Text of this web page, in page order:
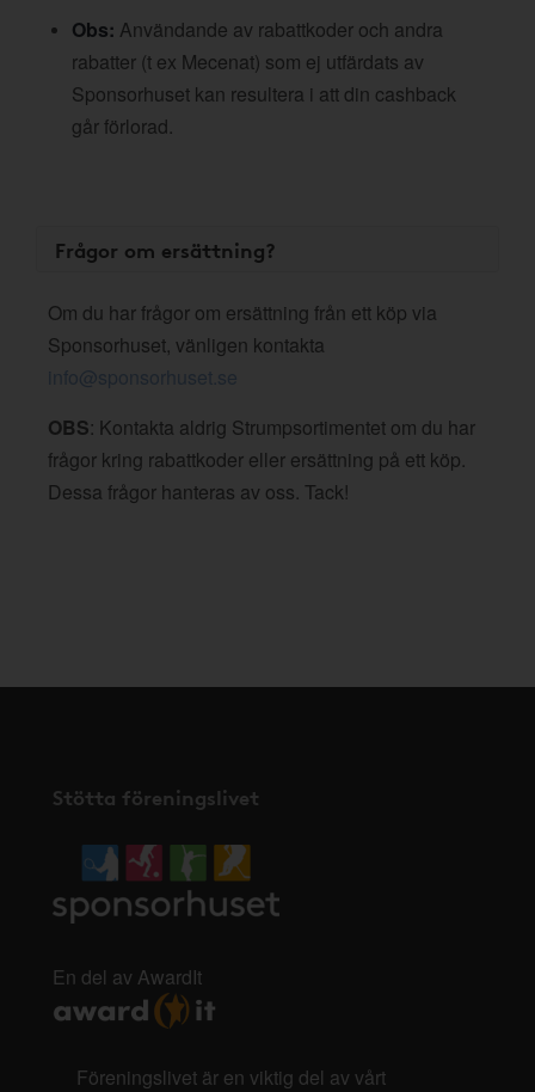
Obs: Användande av rabattkoder och andra
rabatter (t ex Mecenat) som ej utfärdats av
Sponsorhuset kan resultera i att din cashback
går förlorad.
Frågor om ersättning?
Om du har frågor om ersättning från ett köp via
Sponsorhuset, vänligen kontakta
info@sponsorhuset.se
OBS: Kontakta aldrig Strumpsortimentet om du har
frågor kring rabattkoder eller ersättning på ett köp.
Dessa frågor hanteras av oss. Tack!
Stötta föreningslivet
En del av AwardIt
Föreningslivet är en viktig del av vårt